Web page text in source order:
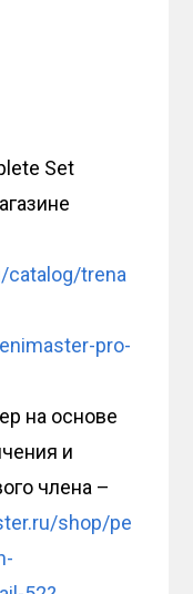
Set
catalog/trena
pro-
на основе
и
члена –
shop/pe